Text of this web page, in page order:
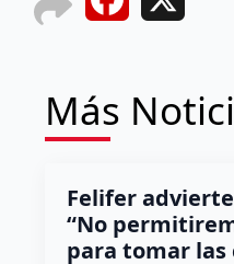
Más
Felifer
“No
para tomar las